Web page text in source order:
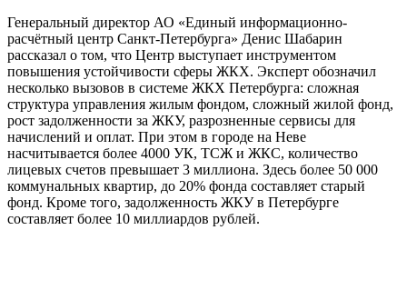
Генеральный директор АО «Единый информационно-
расчётный центр Санкт-Петербурга» Денис Шабарин
рассказал о том, что Центр выступает инструментом
повышения устойчивости сферы ЖКХ. Эксперт обозначил
несколько вызовов в системе ЖКХ Петербурга: сложная
структура управления жилым фондом, сложный жилой фонд,
рост задолженности за ЖКУ, разрозненные сервисы для
начислений и оплат. При этом в городе на Неве
насчитывается более 4000 УК, ТСЖ и ЖКС, количество
лицевых счетов превышает 3 миллиона. Здесь более 50 000
коммунальных квартир, до 20% фонда составляет старый
фонд. Кроме того, задолженность ЖКУ в Петербурге
составляет более 10 миллиардов рублей.